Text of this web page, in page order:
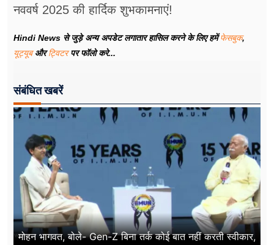
नववर्ष 2025 की हार्दिक शुभकामनाएं!
Hindi News से जुड़े अन्य अपडेट लगातार हासिल करने के लिए हमेंफेसबुक,
यूट्यूबऔरट्विटरपर फॉलो करे...
संबंधित खबरें
मोहन भागवत, बोले- Gen-Z बिना तर्क कोई बात नहीं करती स्वीकार,